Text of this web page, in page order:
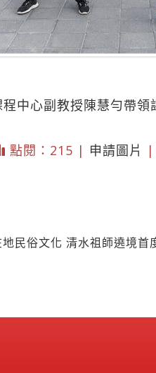
中心副教授陳慧勻帶
點閱：215 | 申請圖片 |
民俗文化 清水祖師遶境首